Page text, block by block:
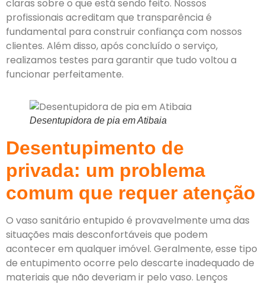
claras sobre o que está sendo feito. Nossos
profissionais acreditam que transparência é
fundamental para construir confiança com nossos
clientes. Além disso, após concluído o serviço,
realizamos testes para garantir que tudo voltou a
funcionar perfeitamente.
Desentupidora de pia em Atibaia
Desentupimento de
privada: um problema
comum que requer atenção
O vaso sanitário entupido é provavelmente uma das
situações mais desconfortáveis que podem
acontecer em qualquer imóvel. Geralmente, esse tipo
de entupimento ocorre pelo descarte inadequado de
materiais que não deveriam ir pelo vaso. Lenços